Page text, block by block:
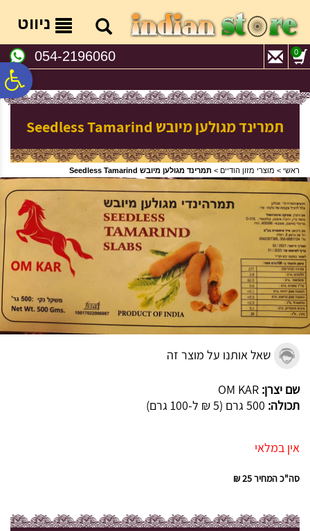
נגישות
אתר
המרכזי
ניווט
054-2196060 0
תמרינד מגולען מיובש Seedless Tamarind
ראשי > מוצרי מזון הודיים > תמרינד מגולען מיובש Seedless Tamarind
שאל אותנו על מוצר זה
שם יצרן: OM KAR
תכולה: 500 גרם (5 ₪ ל-100 גרם)
אין במלאי
סה"כ המחיר25 ₪